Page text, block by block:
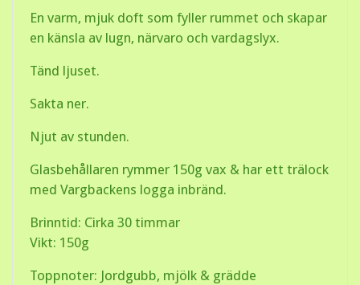
En varm, mjuk doft som fyller rummet och skapar
en känsla av lugn, närvaro och vardagslyx.
Tänd ljuset.
Sakta ner.
Njut av stunden.
Glasbehållaren rymmer 150g vax & har ett trälock
med Vargbackens logga inbränd.
Brinntid: Cirka 30 timmar
Vikt: 150g
Toppnoter: Jordgubb, mjölk & grädde